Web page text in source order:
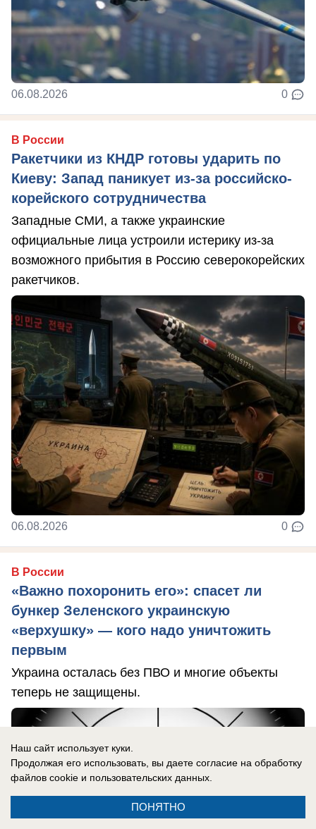
06.08.2026 0
В России
Ракетчики из КНДР готовы ударить по
Киеву: Запад паникует из-за российско-
корейского сотрудничества
Западные СМИ, а также украинские
официальные лица устроили истерику из-за
возможного прибытия в Россию северокорейских
ракетчиков.
06.08.2026 0
В России
«Важно похоронить его»: спасет ли
бункер Зеленского украинскую
«верхушку» — кого надо уничтожить
первым
Украина осталась без ПВО и многие объекты
теперь не защищены.
Наш сайт использует куки.
Продолжая его использовать, вы даете согласие на обработку
файлов cookie и пользовательских данных.
ПОНЯТНО